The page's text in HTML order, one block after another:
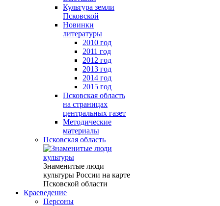
Культура земли
Псковской
Новинки
литературы
2010 год
2011 год
2012 год
2013 год
2014 год
2015 год
Псковская область
на страницах
центральных газет
Методические
материалы
Псковская область
Знаменитые люди
культуры России на карте
Псковской области
Краеведение
Персоны